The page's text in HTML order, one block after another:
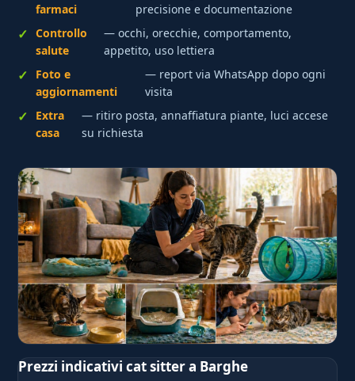
farmaci
precisione e documentazione
Controllo
salute
— occhi, orecchie, comportamento,
appetito, uso lettiera
Foto e
aggiornamenti
— report via WhatsApp dopo ogni
visita
Extra
casa
— ritiro posta, annaffiatura piante, luci accese
su richiesta
Prezzi indicativi cat sitter a Barghe